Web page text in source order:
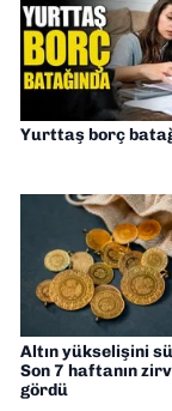
Yurttaş borç
Altın yükselişini
Son 7 haftanın
gördü